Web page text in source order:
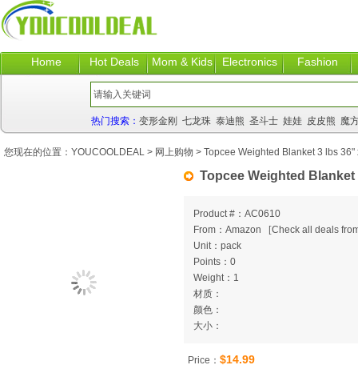
Home Hot Deals Mom & Kids Electronics Fashion
热门搜索： 变形金刚 七龙珠 泰迪熊 圣斗士 娃娃 皮皮熊 魔
Topcee Weighted
Product #：AC0610
From：Amazon
[Check all deals
Unit：pack
Points：0
Weight：1
材质：
颜色：
大小：
Price： $14.99
您现在的位置： YOUCOOLDEAL > 网上购物 > Topcee Weighted Blanket 3 lbs 36"